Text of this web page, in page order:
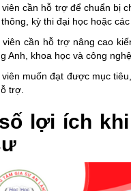
viên cần hỗ trợ để chuẩn bị
kỳ thi đại học hoặc các
viên cần hỗ trợ nâng cao
Anh, khoa học và công
viên muốn đạt được mục
trợ.
lợi ích